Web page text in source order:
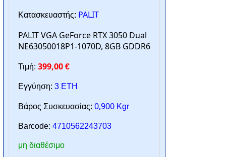
Κατασκευαστής: PALIT
PALIT VGA GeForce RTX 3050 Dual
NE63050018P1-1070D, 8GB GDDR6
Τιμή: 399,00 €
Εγγύηση: 3 ΕΤΗ
Βάρος Συσκευασίας: 0,900 Kgr
Barcode: 4710562243703
μη διαθέσιμο